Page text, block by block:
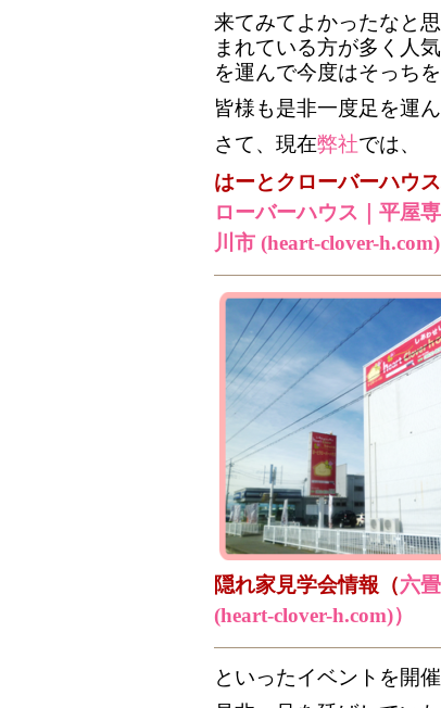
来てみてよかったなと
まれている方が多く人
を運んで今度はそっち
皆様も是非一度足を運
さて、現在弊社では、
はーとクローバーハウ
ローバーハウス｜平屋
川市 (heart-clover-h.com)
隠れ家見学会情報（六
(heart-clover-h.com)）
といったイベントを開